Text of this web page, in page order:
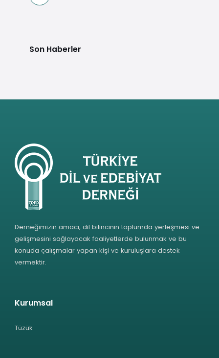
Son Haberler
Derneğimizin amacı, dil bilincinin toplumda yerleşmesi ve
gelişmesini sağlayacak faaliyetlerde bulunmak ve bu
konuda çalışmalar yapan kişi ve kuruluşlara destek
vermektir.
Kurumsal
Tüzük